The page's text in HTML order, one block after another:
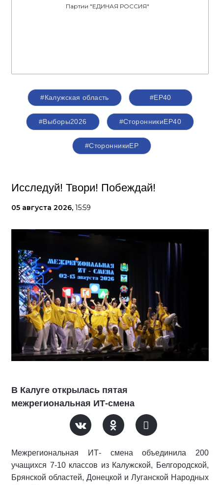
Партии "ЕДИНАЯ РОССИЯ"
#Калужская область #ЕР40
#Выборы2026 #СторонникиЕР40
#СторонникиЕР
Исследуй! Твори! Побеждай!
05 августа 2026, 15:59
В Калуге открылась пятая
межрегиональная ИТ-смена
Межрегиональная ИТ- смена объединила 200
учащихся 7-10 классов из Калужской, Белгородской,
Брянской областей, Донецкой и Луганской Народных